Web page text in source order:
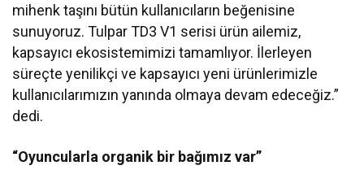
mihenk taşını bütün kullanıcıların beğenisine
sunuyoruz. Tulpar TD3 V1 serisi ürün ailemiz,
kapsayıcı ekosistemimizi tamamlıyor. İlerleyen
süreçte yenilikçi ve kapsayıcı yeni ürünlerimizle
kullanıcılarımızın yanında olmaya devam edeceğiz.”
dedi.
“Oyuncularla organik bir bağımız var”